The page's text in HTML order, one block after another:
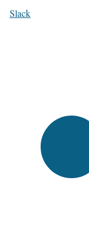
Slack